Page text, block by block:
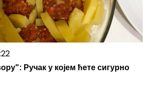
Ручак у којем ћете сигурно